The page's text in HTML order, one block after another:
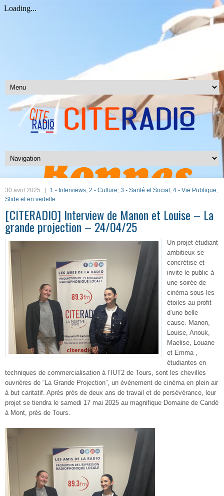
30 avril 2025 1 - Interviews, 2 - Culture, 3 - Santé et Social , 4 - Vie Publique,
Slide et en vedette
[CITERADIO] Interview de Manon et Louise – La
grande projection – 24/04/25
Un projet étudiant
ambitieux se
concrétise et
invite le public à
une soirée de
cinéma sous les
étoiles au profit
d’une belle
cause. Manon,
Louise, Anouk,
Maelise, Louane
et Emma ,
étudiantes en
techniques de commercialisation à l’IUT2 de Tours, sont les chevilles
ouvrières de “La Grande Projection”, un événement de cinéma en plein air
à but caritatif. Après près de deux ans de travail et de persévérance, leur
projet se tiendra le samedi 17 mai 2025 au magnifique Domaine de Candé
à Mont, près de Tours.